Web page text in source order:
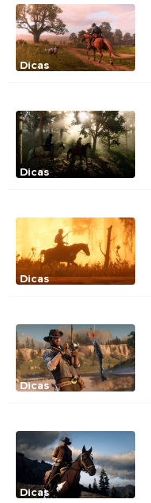
Dicas
Dicas
Dicas
Dicas
Dicas